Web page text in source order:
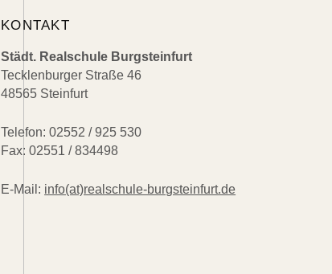
KONTAKT
Städt. Realschule Burgsteinfurt
Tecklenburger Straße 46
48565 Steinfurt
Telefon: 02552 / 925 530
Fax: 02551 / 834498
E-Mail: info(at)realschule-burgsteinfurt.de